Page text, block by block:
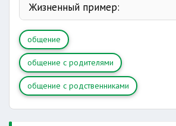
Жизненный пример:
общение
общение с родителями
общение с родственниками